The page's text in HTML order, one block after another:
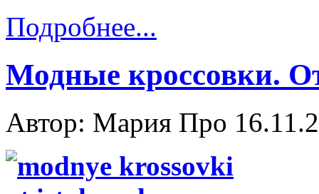
Подробнее...
Модные кроссовки.
Автор: Мария Про